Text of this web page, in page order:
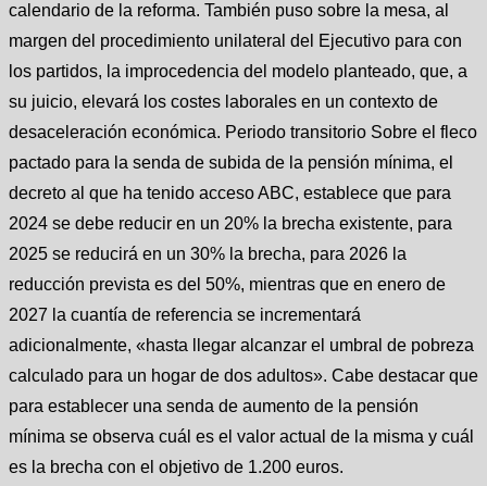
calendario de la reforma. También puso sobre la mesa, al
margen del procedimiento unilateral del Ejecutivo para con
los partidos, la improcedencia del modelo planteado, que, a
su juicio, elevará los costes laborales en un contexto de
desaceleración económica. Periodo transitorio Sobre el fleco
pactado para la senda de subida de la pensión mínima, el
decreto al que ha tenido acceso ABC, establece que para
2024 se debe reducir en un 20% la brecha existente, para
2025 se reducirá en un 30% la brecha, para 2026 la
reducción prevista es del 50%, mientras que en enero de
2027 la cuantía de referencia se incrementará
adicionalmente, «hasta llegar alcanzar el umbral de pobreza
calculado para un hogar de dos adultos». Cabe destacar que
para establecer una senda de aumento de la pensión
mínima se observa cuál es el valor actual de la misma y cuál
es la brecha con el objetivo de 1.200 euros.